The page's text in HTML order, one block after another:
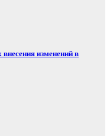
изменений в